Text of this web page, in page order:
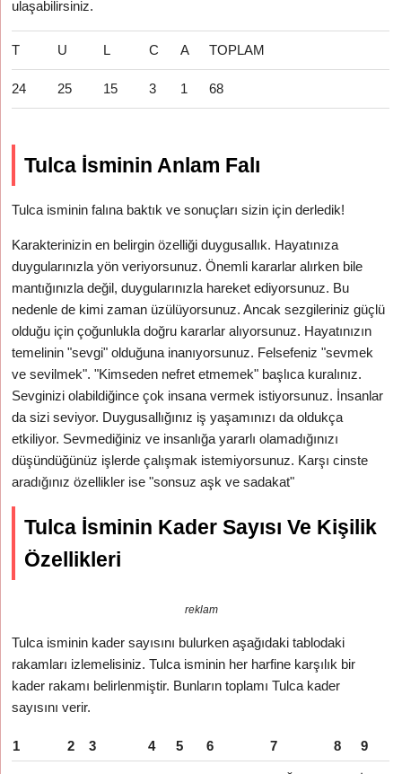
ulaşabilirsiniz.
T U L C A TOPLAM
24 25 15 3 1 68
Tulca İsminin Anlam Falı
Tulca isminin falına baktık ve sonuçları sizin için derledik!
Karakterinizin en belirgin özelliği duygusallık. Hayatınıza
duygularınızla yön veriyorsunuz. Önemli kararlar alırken bile
mantığınızla değil, duygularınızla hareket ediyorsunuz. Bu
nedenle de kimi zaman üzülüyorsunuz. Ancak sezgileriniz güçlü
olduğu için çoğunlukla doğru kararlar alıyorsunuz. Hayatınızın
temelinin "sevgi" olduğuna inanıyorsunuz. Felsefeniz "sevmek
ve sevilmek". "Kimseden nefret etmemek" başlıca kuralınız.
Sevginizi olabildiğince çok insana vermek istiyorsunuz. İnsanlar
da sizi seviyor. Duygusallığınız iş yaşamınızı da oldukça
etkiliyor. Sevmediğiniz ve insanlığa yararlı olamadığınızı
düşündüğünüz işlerde çalışmak istemiyorsunuz. Karşı cinste
aradığınız özellikler ise "sonsuz aşk ve sadakat"
Tulca İsminin Kader Sayısı Ve Kişilik
Özellikleri
reklam
Tulca isminin kader sayısını bulurken aşağıdaki tablodaki
rakamları izlemelisiniz. Tulca isminin her harfine karşılık bir
kader rakamı belirlenmiştir. Bunların toplamı Tulca kader
sayısını verir.
1 2 3 4 5 6 7 8 9